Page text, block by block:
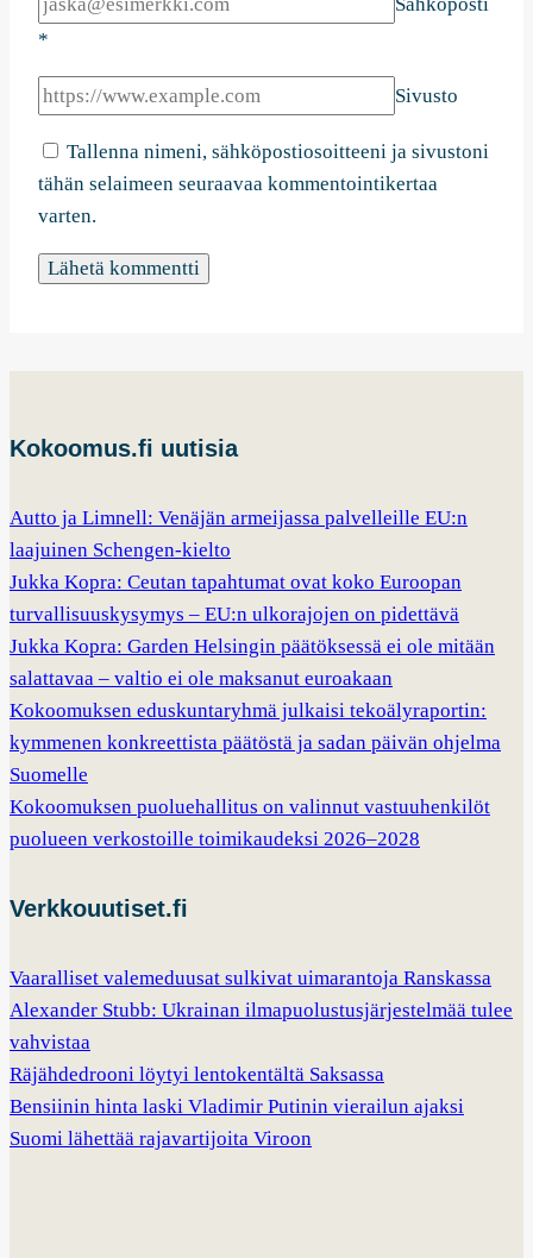
*
Sivusto
Tallenna nimeni, sähköpostiosoitteeni ja sivustoni
tähän selaimeen seuraavaa kommentointikertaa
varten.
Kokoomus.fi uutisia
Autto ja Limnell: Venäjän armeijassa palvelleille EU:n
laajuinen Schengen-kielto
Jukka Kopra: Ceutan tapahtumat ovat koko Euroopan
turvallisuuskysymys – EU:n ulkorajojen on pidettävä
Jukka Kopra: Garden Helsingin päätöksessä ei ole mitään
salattavaa – valtio ei ole maksanut euroakaan
Kokoomuksen eduskuntaryhmä julkaisi tekoälyraportin:
kymmenen konkreettista päätöstä ja sadan päivän ohjelma
Suomelle
Kokoomuksen puoluehallitus on valinnut vastuuhenkilöt
puolueen verkostoille toimikaudeksi 2026–2028
Verkkouutiset.fi
Vaaralliset valemeduusat sulkivat uimarantoja Ranskassa
Alexander Stubb: Ukrainan ilmapuolustusjärjestelmää tulee
vahvistaa
Räjähdedrooni löytyi lentokentältä Saksassa
Bensiinin hinta laski Vladimir Putinin vierailun ajaksi
Suomi lähettää rajavartijoita Viroon